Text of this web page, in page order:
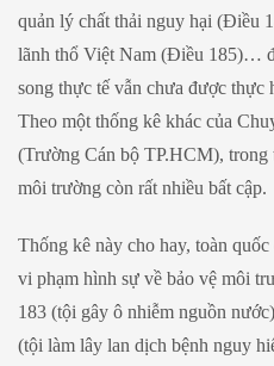
quản lý chất thải nguy hại (Điều
lãnh thổ Việt Nam (Điều 185)…
song thực tế vẫn chưa được thực
Theo một thống kê khác của
(Trường Cán bộ TP.HCM),
môi trường còn rất nhiều bất cập.
Thống kê này cho hay, toàn
vi phạm hình sự về bảo vệ môi
183 (tội gây ô nhiễm nguồn
(tội làm lây lan dịch bệnh nguy